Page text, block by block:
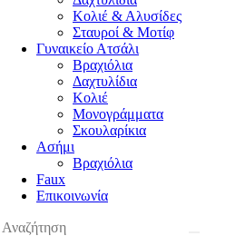
Κολιέ & Αλυσίδες
Σταυροί & Μοτίφ
Γυναικείο Ατσάλι
Βραχιόλια
Δαχτυλίδια
Κολιέ
Μονογράμματα
Σκουλαρίκια
Ασήμι
Βραχιόλια
Faux
Επικοινωνία